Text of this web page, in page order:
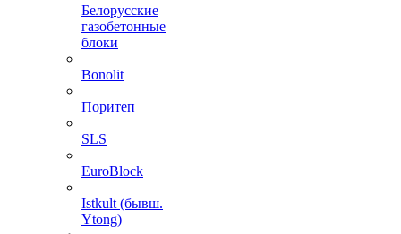
Белорусские
газобетонные
блоки
Bonolit
Поритеп
SLS
EuroBlock
Istkult (бывш.
Ytong)